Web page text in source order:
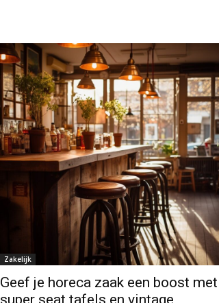
Zakelijk
Geef je horeca zaak een boost met